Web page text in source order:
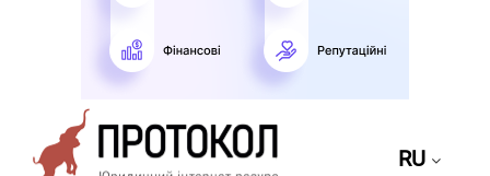
RU